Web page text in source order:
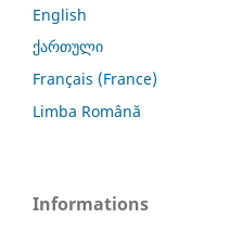
English
ქართული
Français (France)
Limba Română
Informations